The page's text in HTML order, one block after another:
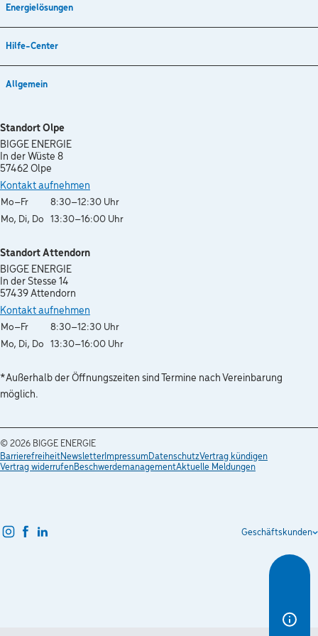
Energielösungen
Hilfe-Center
Allgemein
Standort Olpe
BIGGE ENERGIE
In der Wüste 8
57462 Olpe
Kontakt aufnehmen
WochentagÖffnungszeiten
Mo–Fr
8:30–12:30 Uhr
Mo, Di, Do
13:30–16:00 Uhr
Standort Attendorn
BIGGE ENERGIE
In der Stesse 14
57439 Attendorn
Kontakt aufnehmen
WochentagÖffnungszeiten
Mo–Fr
8:30–12:30 Uhr
Mo, Di, Do
13:30–16:00 Uhr
*Außerhalb der Öffnungszeiten sind Termine nach Vereinbarung
möglich.
© 2026 BIGGE ENERGIE
BarrierefreiheitNewsletterImpressumDatenschutzVertrag kündigen
Vertrag widerrufenBeschwerdemanagementAktuelle Meldungen
Geschäftskunden